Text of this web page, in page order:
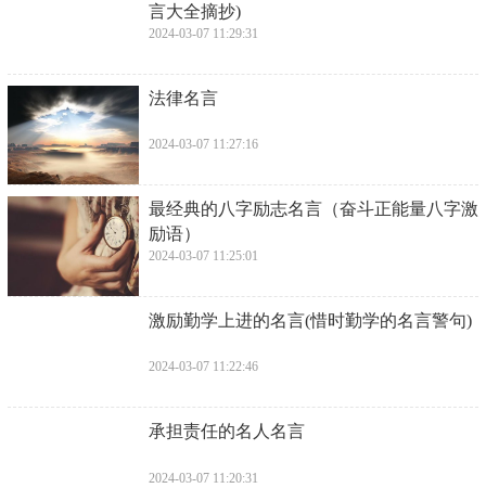
言大全摘抄)
2024-03-07 11:29:31
​法律名言
2024-03-07 11:27:16
​最经典的八字励志名言（奋斗正能量八字激
励语）
2024-03-07 11:25:01
​激励勤学上进的名言(惜时勤学的名言警句)
2024-03-07 11:22:46
​承担责任的名人名言
2024-03-07 11:20:31